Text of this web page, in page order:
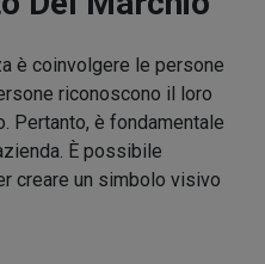
è coinvolgere le persone
riconoscono il loro
Pertanto, è fondamentale
È possibile
creare un simbolo visivo